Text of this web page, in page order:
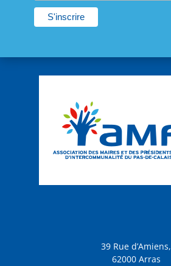
39 Rue d’Amiens,
62000 Arras